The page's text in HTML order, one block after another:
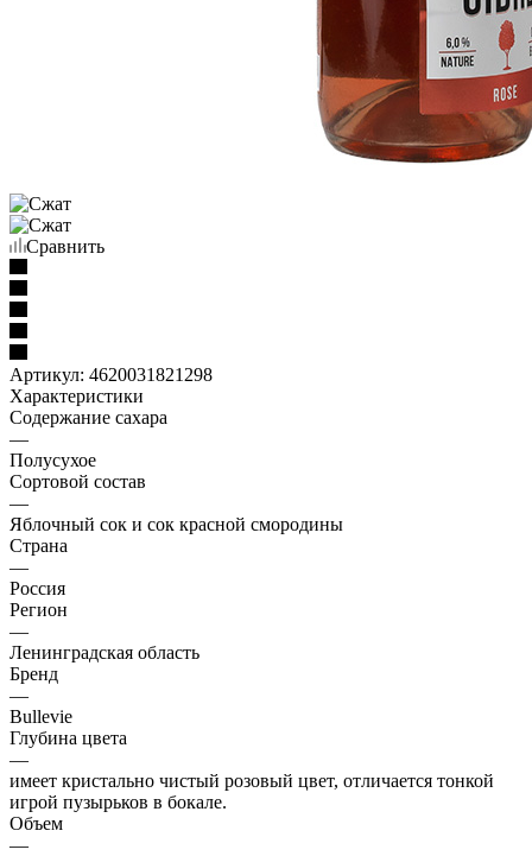
Сравнить
Артикул: 4620031821298
Характеристики
Содержание сахара
—
Полусухое
Сортовой состав
—
Яблочный сок и сок красной смородины
Страна
—
Россия
Регион
—
Ленинградская область
Бренд
—
Bullevie
Глубина цвета
—
имеет кристально чистый розовый цвет, отличается тонкой
игрой пузырьков в бокале.
Объем
—